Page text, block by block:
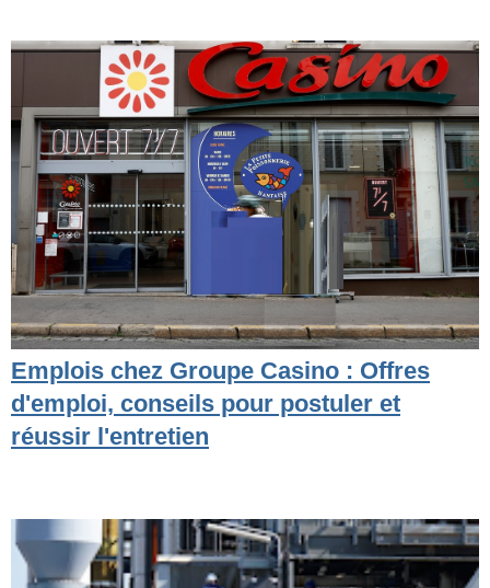
Emplois chez Groupe Casino : Offres
d'emploi, conseils pour postuler et
réussir l'entretien